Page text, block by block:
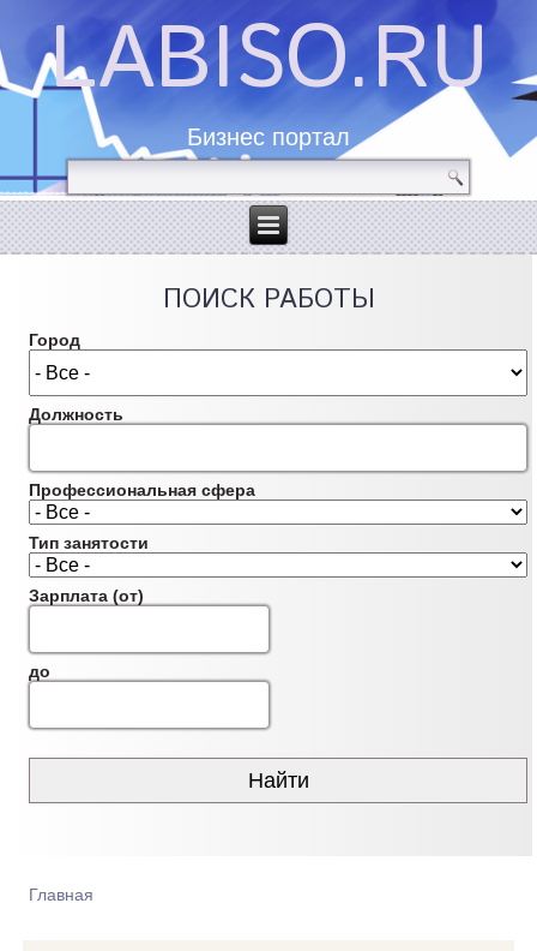
LABISO.RU
Бизнес портал
ПОИСК РАБОТЫ
Город
Должность
Профессиональная сфера
Тип занятости
Зарплата (от)
до
ВЫ ЗДЕСЬ
Главная